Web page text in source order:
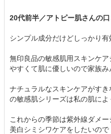
20代前半／アトピー肌さんの口
シンプル成分だけどしっかり
無印良品の敏感肌用スキンケ
やすくて肌に優しいので家族
ナチュラルなスキンケアがす
の敏感肌シリーズは私の肌によ
これからの季節は紫外線ダメ
美白シミシワケアをしたいの